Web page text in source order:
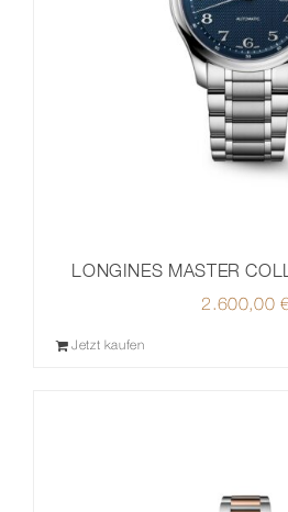
LONGINES MASTER
2.600,00
Jetzt kaufen